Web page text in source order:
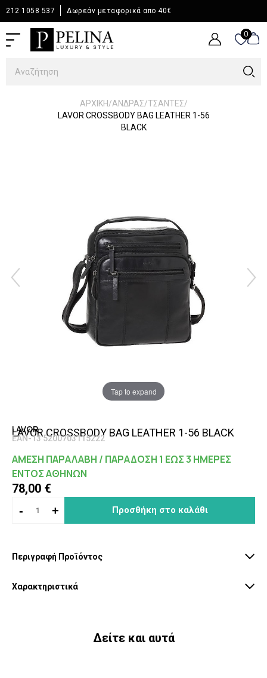
212 1058 537 Δωρεάν μεταφορικά απο 40€
0
0
ΑΡΧΙΚΉ/ΆΝΔΡΑΣ/ΤΣΑΝΤΕΣ/
LAVOR CROSSBODY BAG LEATHER 1-56
BLACK
Tap to expand
LAVOR
LAVOR CROSSBODY BAG LEATHER 1-56 BLACK
EAN-13 5200703115222
ΑΜΕΣΗ ΠΑΡΑΛΑΒΗ / ΠΑΡΑΔΟΣΗ 1 ΕΩΣ 3 ΗΜΕΡΕΣ
ΕΝΤΟΣ ΑΘΗΝΩΝ
78,00 €
- + Προσθήκη στο καλάθι
Περιγραφή Προϊόντος
Χαρακτηριστικά
Δείτε και αυτά